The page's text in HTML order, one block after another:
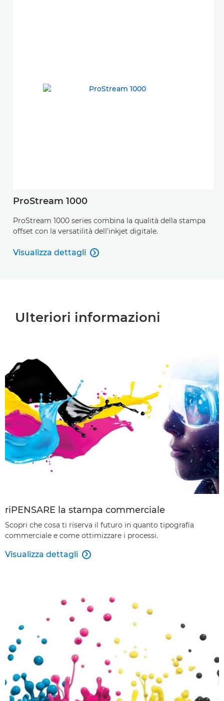
ProStream 1000
ProStream 1000 series combina la qualità della stampa
offset con la versatilità dell'inkjet digitale.
Visualizza dettagli
Visualizza dettagli

Ulteriori informazioni
riPENSARE la stampa commerciale
Scopri che cosa ti riserva il futuro in quanto tipografia
commerciale e come ottimizzare i processi.
Visualizza dettagli 